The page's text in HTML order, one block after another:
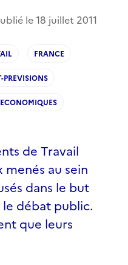
le18 juillet 2011
FRANCE
PREVISIONS
de Travail
au sein
dans le but
le débat public.
que leurs